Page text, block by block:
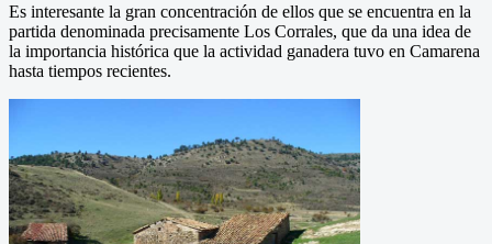
Es interesante la gran concentración de ellos que se encuentra en la
partida denominada precisamente Los Corrales, que da una idea de
la importancia histórica que la actividad ganadera tuvo en Camarena
hasta tiempos recientes.